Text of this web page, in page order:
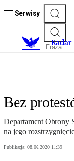
Serwisy
Radar
Bez
Departament Obrony
na jego
Publikacja: 08.06.2020 11:39